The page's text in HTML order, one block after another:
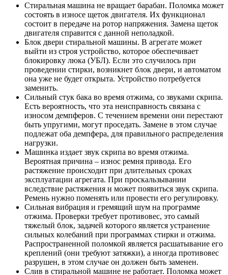
Стиральная машина не вращает барабан. Поломка может
состоять в износе щеток двигателя. Их функционал
состоит в передаче на ротор напряжения. Замена щеток
двигателя справится с данной неполадкой.
Блок двери стиральной машины. В агрегате может
выйти из строя устройство, которое обеспечивает
блокировку люка (УБЛ). Если это случилось при
проведении стирки, возникнет блок двери, и автоматом
она уже не будет открыта. Устройство потребуется
заменить.
Сильный стук бака во время отжима, со звуками скрипа.
Есть вероятность, что эта неисправность связана с
износом демпферов. С течением времени они перестают
быть упругими, могут проседать. Замене в этом случае
подлежат оба демпфера, для правильного распределения
нагрузки.
Машинка издает звук скрипа во время отжима.
Вероятная причина – износ ремня привода. Его
растяжение происходит при длительных сроках
эксплуатации агрегата. При проскальзывании
вследствие растяжения и может появиться звук скрипа.
Ремень нужно поменять или провести его регулировку.
Сильная вибрация и гремящий шум на программе
отжима. Проверки требует противовес, это самый
тяжелый блок, задачей которого является устранение
сильных колебаний при программах стирки и отжима.
Распространенной поломкой является расшатывание его
креплений (они требуют затяжки), а иногда противовес
разрушен, в этом случае он должен быть заменен.
Слив в стиральной машине не работает. Поломка может